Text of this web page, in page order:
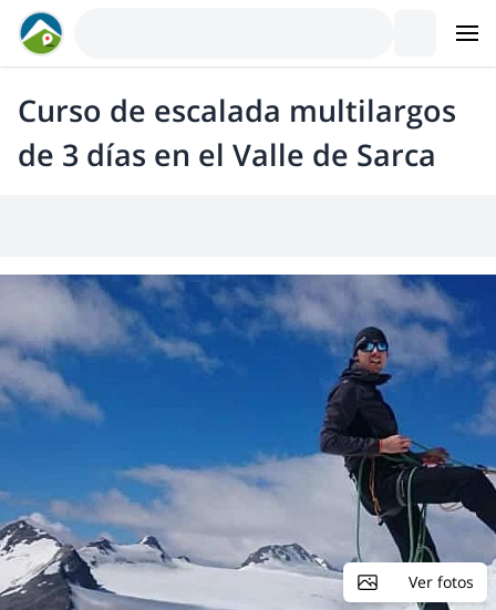
Curso de escalada multilargos
de 3 días en el Valle de Sarca
Ver fotos